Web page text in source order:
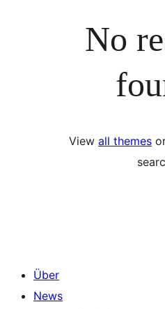
No
View all themes
Über
News